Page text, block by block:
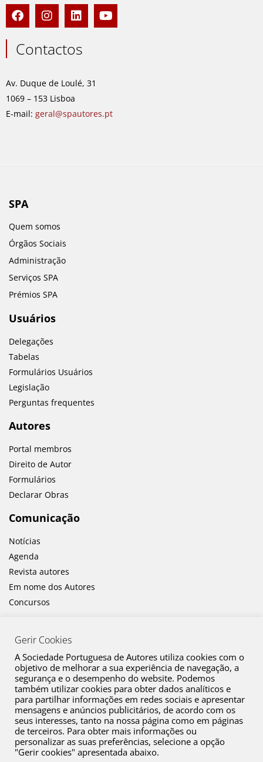
F
a
c
e
b
o
k
I
n
s
t
a
r
a
m
L
i
n
k
e
i
n
Y
o
u
Contactos
Av. Duque de Loulé, 31
1069 – 153 Lisboa
E-mail: geral@spautores.pt
SPA
Quem somos
Órgãos Sociais
Administração
Serviços SPA
Prémios SPA
Usuários
Delegações
Tabelas
Formulários Usuários
Legislação
Perguntas frequentes
Autores
Portal membros
Direito de Autor
Formulários
Declarar Obras
Comunicação
Notícias
Agenda
Revista autores
Em nome dos Autores
Concursos
Canal de Denúncia
Plano de Prevenção de Riscos de Corrupção e Infrações Conexas
Política de Privacidade
Política de Cookies
Gerir Cookies
A Sociedade Portuguesa de Autores utiliza cookies com o
objetivo de melhorar a sua experiência de navegação, a
segurança e o desempenho do website. Podemos
também utilizar cookies para obter dados analíticos e
para partilhar informações em redes sociais e apresentar
mensagens e anúncios publicitários, de acordo com os
seus interesses, tanto na nossa página como em páginas
de terceiros. Para obter mais informações ou
personalizar as suas preferências, selecione a opção
"Gerir cookies" apresentada abaixo.